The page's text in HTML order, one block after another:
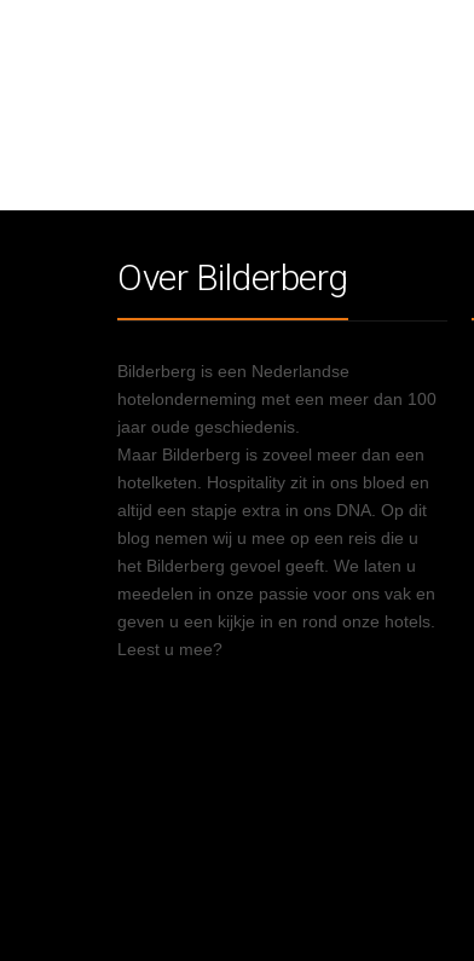
Over Bilderberg
Bilderberg is een Nederlandse
hotelonderneming met een meer dan 100
jaar oude geschiedenis.
Maar Bilderberg is zoveel meer dan een
hotelketen. Hospitality zit in ons bloed en
altijd een stapje extra in ons DNA. Op dit
blog nemen wij u mee op een reis die u
het Bilderberg gevoel geeft. We laten u
meedelen in onze passie voor ons vak en
geven u een kijkje in en rond onze hotels.
Leest u mee?